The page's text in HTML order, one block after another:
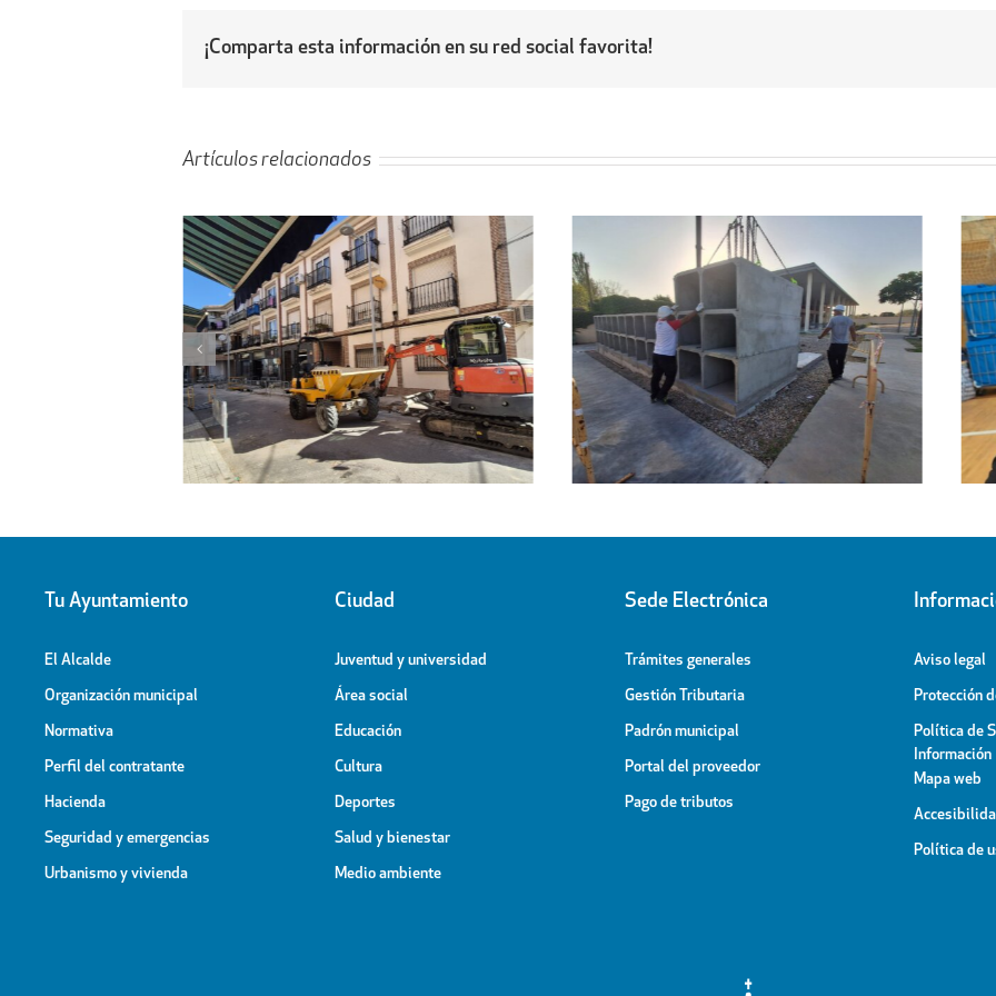
¡Comparta esta información en su red social favorita!
Artículos relacionados
Obras de ampliación del
Cementerio-Tanatorio Municipal
Regresa a sus hogares el centenar
de personas acogidas en el
Pabellón Cubierto
Tu Ayuntamiento
El Alcalde
Organización municipal
Normativa
Perfil del contratante
Hacienda
Seguridad y emergencias
Urbanismo y vivienda
Ciudad
Juventud y universidad
Área social
Educación
Cultura
Deportes
Salud y bienestar
Medio ambiente
Sede Electrónica
Trámites generales
Gestión Tributaria
Padrón municipal
Portal del proveedor
Pago de tributos
Aviso legal
Protección
Política de
Información
Mapa web
Política de